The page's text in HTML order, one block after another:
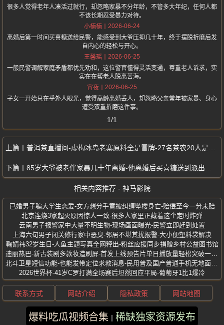
很多人觉得老年人凑活过就行，却忽略家暴不分年龄，不管多大年纪，任何人都
不该长期忍受暴力对待。
小楠楠
2026-06-24
离婚后第一时间买喜糖送给民警，能感受到大爷压抑几十年，终于摆脱折磨后发
自内心的轻松与开心。
王馨瑶
2026-06-25
一般民警调解家庭矛盾都优先劝和，这位警官懂得灵活变通，尊重老人诉求，实
实在在帮老人脱离苦海。
宵夜
2026-06-25
子女一开始只在乎外人眼光，觉得高龄离婚丢人，却忽略父亲常年被家暴、身心
遭受双重折磨这件事。
1/1
普洱茶直播间-虚构冰岛老寨原料全是冒牌-27名茶农20人是演员
85岁大爷被老伴家暴几十年离婚-他离婚后买喜糖送到派出所-四个子女见证
相关内容推荐 - 神马影院
已婚男子骗大学生恋爱-女方想分手竟被纠缠坠楼身亡-赔偿至今一分未赔
北京连烧3家起火原因惊人一致-很多人家里正藏着这个定时炸弹
云南男子报警家中大量不明生物-现场画面曝光-民警立即赶到处置
上海六旬男子闭关修行家中恶臭-邻居不堪其扰报警-大小便塑料袋解决
鞠婧祎32岁生日-人鱼主题写真全网释出-粉丝应援同步捐赠乡村公益图书馆
2026世界杯-41岁C罗打满全场赛后坦然回应平局-葡萄牙1比1爆冷
爆料吃瓜视频合集 稀缺独家资源发布
联系方式 网站介绍 隐私政策 网站地图
版权所有 ©2025 神马影院 保留所有权利